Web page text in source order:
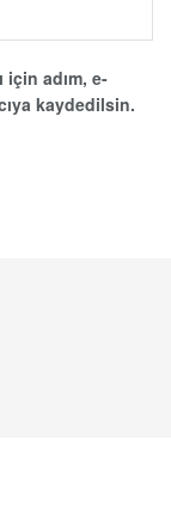
için adım, e-
kaydedilsin.